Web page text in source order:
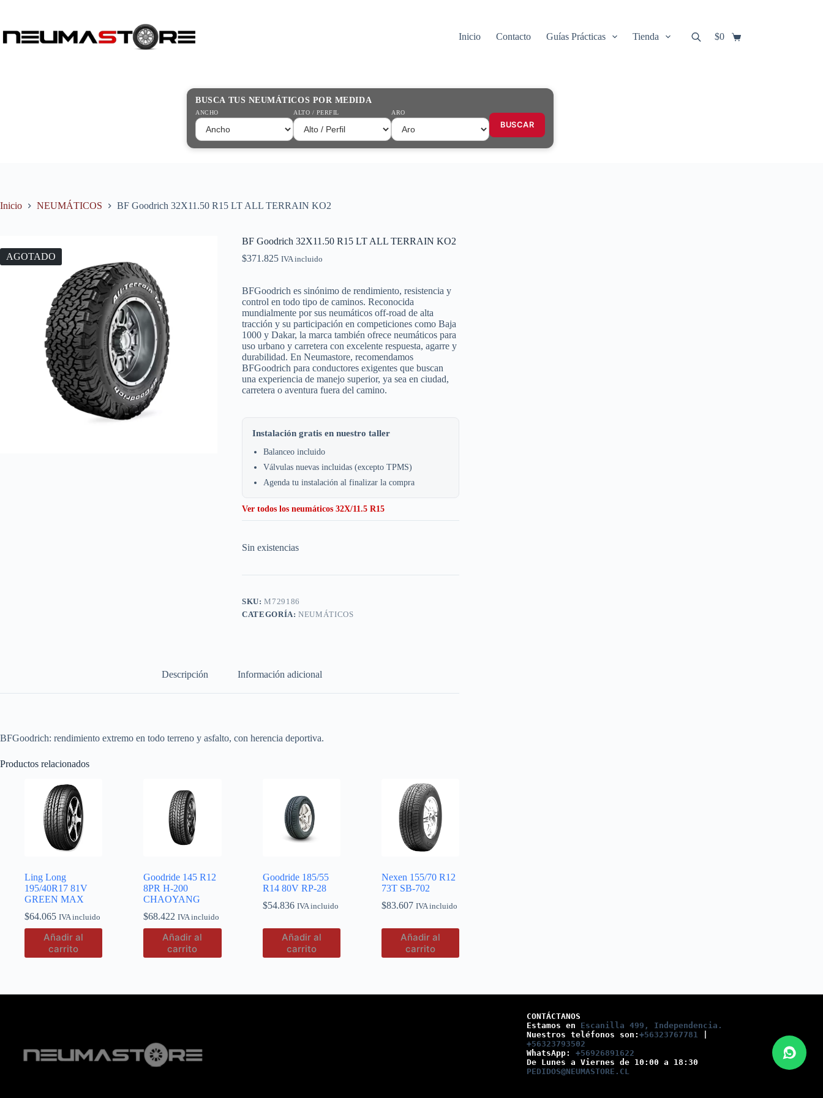
Búsqueda
de
Inicio Contacto Guías Prácticas Tienda
Carro
$0
BUSCA TUS NEUMÁTICOS POR MEDIDA
ANCHO ALTO / PERFIL ARO
BUSCAR
Inicio NEUMÁTICOS BF Goodrich 32X11.50 R15 LT ALL TERRAIN KO2
AGOTADO
BF Goodrich 32X11.50 R15 LT ALL TERRAIN KO2
$371.825 IVA incluido
BFGoodrich es sinónimo de rendimiento, resistencia y
control en todo tipo de caminos. Reconocida
mundialmente por sus neumáticos off-road de alta
tracción y su participación en competiciones como Baja
1000 y Dakar, la marca también ofrece neumáticos para
uso urbano y carretera con excelente respuesta, agarre y
durabilidad. En Neumastore, recomendamos
BFGoodrich para conductores exigentes que buscan
una experiencia de manejo superior, ya sea en ciudad,
carretera o aventura fuera del camino.
Instalación gratis en nuestro taller
Balanceo incluido
Válvulas nuevas incluidas (excepto TPMS)
Agenda tu instalación al finalizar la compra
Ver todos los neumáticos 32X/11.5 R15
Sin existencias
SKU:M729186
CATEGORÍA:NEUMÁTICOS
Descripción Información adicional
BFGoodrich: rendimiento extremo en todo terreno y asfalto, con herencia deportiva.
Productos relacionados
Ling Long
195/40R17 81V
GREEN MAX
$64.065 IVA incluido
Añadir al
carrito
Goodride 145 R12
8PR H-200
CHAOYANG
$68.422 IVA incluido
Añadir al
carrito
Goodride 185/55
R14 80V RP-28
$54.836 IVA incluido
Añadir al
carrito
Nexen 155/70 R12
73T SB-702
$83.607 IVA incluido
Añadir al
carrito
CONTÁCTANOS
Estamos en Escanilla 499, Independencia.
Nuestros teléfonos son: +56323767781
+56323793502
WhatsApp: +56926891622
De Lunes a Viernes de 10:00 a 18:30
PEDIDOS@NEUMASTORE.CL